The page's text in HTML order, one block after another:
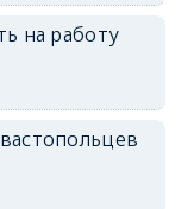
на работу